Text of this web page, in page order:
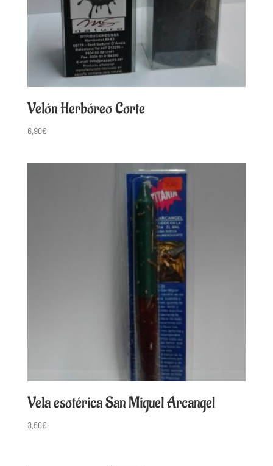
Velón Herbóreo Corte
6,90€
Vela esotérica San Miguel Arcangel
3,50€